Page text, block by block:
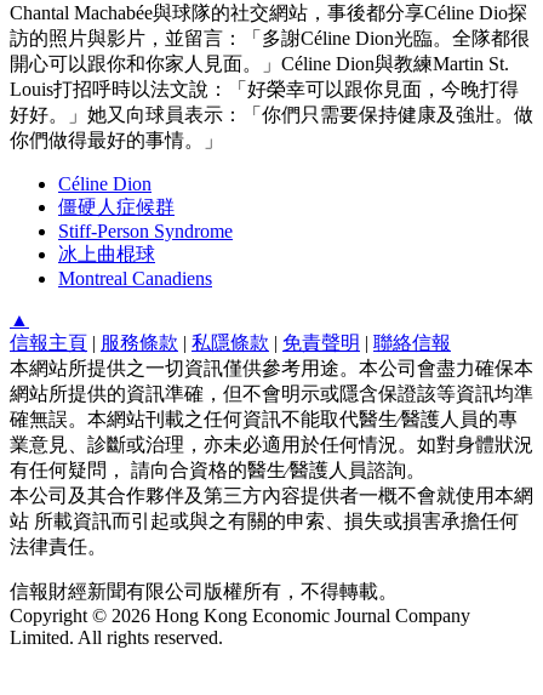
Chantal Machabée與球隊的社交網站，事後都分享Céline Dio探
訪的照片與影片，並留言：「多謝Céline Dion光臨。全隊都很
開心可以跟你和你家人見面。」Céline Dion與教練Martin St.
Louis打招呼時以法文說：「好榮幸可以跟你見面，今晚打得
好好。」她又向球員表示：「你們只需要保持健康及強壯。做
你們做得最好的事情。」
Céline Dion
僵硬人症候群
Stiff-Person Syndrome
冰上曲棍球
Montreal Canadiens
▲
信報主頁 | 服務條款 | 私隱條款 | 免責聲明 | 聯絡信報
本網站所提供之一切資訊僅供參考用途。本公司會盡力確保本
網站所提供的資訊準確，但不會明示或隱含保證該等資訊均準
確無誤。本網站刊載之任何資訊不能取代醫生∕醫護人員的專
業意見、診斷或治理，亦未必適用於任何情況。如對身體狀況
有任何疑問， 請向合資格的醫生∕醫護人員諮詢。
本公司及其合作夥伴及第三方內容提供者一概不會就使用本網
站 所載資訊而引起或與之有關的申索、損失或損害承擔任何
法律責任。
信報財經新聞有限公司版權所有，不得轉載。
Copyright © 2026 Hong Kong Economic Journal Company
Limited. All rights reserved.